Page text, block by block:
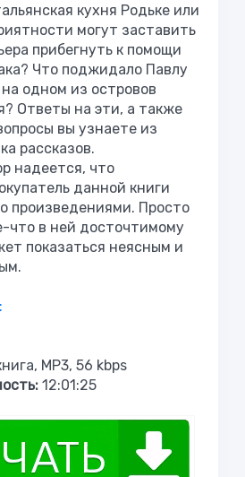
кухня Родьке или
могут заставить
прибегнуть к помощи
Что поджидало Павлу
одном из островов
Ответы на эти, а также
вы узнаете из
рассказов.
надеется, что
данной книги
произведениями. Просто
что в ней досточтимому
показаться неясным и
MP3, 56 kbps
12:01:25